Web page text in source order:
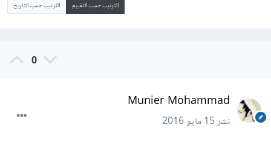
الترتيب حسب التقييم الترتيب حسب التاريخ
0
Munier Mohammad
نشر15 مايو 2016